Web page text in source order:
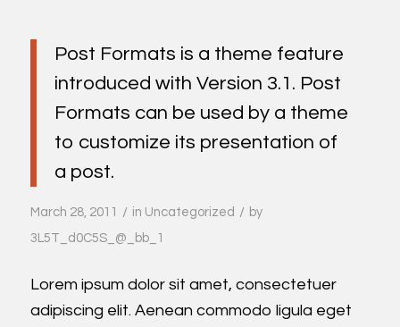
Post Formats is a theme feature
introduced with Version 3.1. Post
Formats can be used by a theme
to customize its presentation of
a post.
March 28, 2011 / in Uncategorized / by
3L5T_d0C5S_@_bb_1
Lorem ipsum dolor sit amet, consectetuer
adipiscing elit. Aenean commodo ligula eget